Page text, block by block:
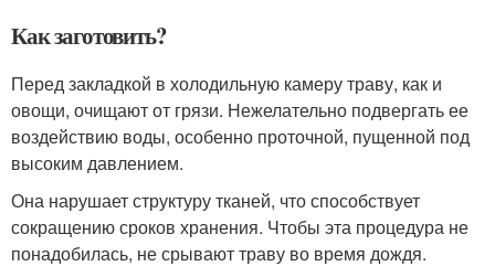
Как заготовить?
Перед закладкой в холодильную камеру траву, как и
овощи, очищают от грязи. Нежелательно подвергать ее
воздействию воды, особенно проточной, пущенной под
высоким давлением.
Она нарушает структуру тканей, что способствует
сокращению сроков хранения. Чтобы эта процедура не
понадобилась, не срывают траву во время дождя.